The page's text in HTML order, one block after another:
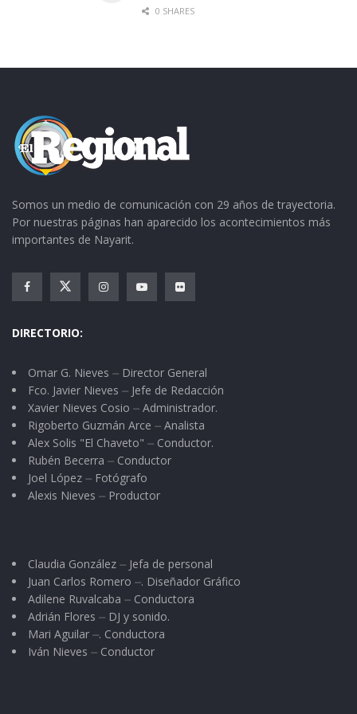
apoyo del gobierno municipal que encabeza
0 SHARES
Somos un medio de comunicación con 29 años de trayectoria.
Por nuestras páginas han aparecido los acontecimientos más
importantes de Nayarit.
DIRECTORIO:
Omar G. Nieves ⏤ Director General
Fco. Javier Nieves ⏤ Jefe de Redacción
Xavier Nieves Cosio ⏤ Administrador.
Rigoberto Guzmán Arce ⏤ Analista
Alex Solis "El Chaveto" ⏤ Conductor.
Rubén Becerra ⏤ Conductor
Joel López ⏤ Fotógrafo
Alexis Nieves ⏤ Productor
Claudia González ⏤ Jefa de personal
Juan Carlos Romero ⏤. Diseñador Gráfico
Adilene Ruvalcaba ⏤ Conductora
Adrián Flores ⏤ DJ y sonido.
Mari Aguilar ⏤. Conductora
Iván Nieves ⏤ Conductor